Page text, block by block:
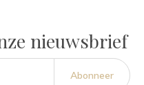
nieuwsbrief
Abonneer